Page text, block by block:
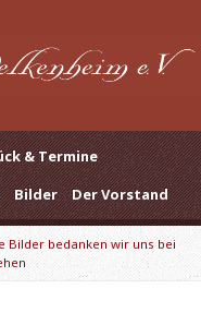
& Termine
Bilder Der Vorstand
Bilder bedanken wir uns bei